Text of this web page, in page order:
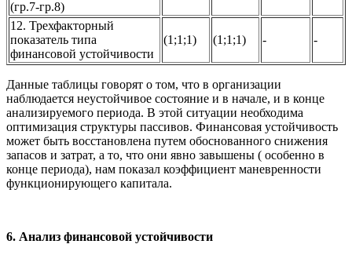
(гр.7-гр.8)
12. Трехфакторный
показатель типа
финансовой устойчивости
(1;1;1) (1;1;1) - -
Данные таблицы говорят о том, что в организации
наблюдается неустойчивое состояние и в начале, и в конце
анализируемого периода. В этой ситуации необходима
оптимизация структуры пассивов. Финансовая устойчивость
может быть восстановлена путем обоснованного снижения
запасов и затрат, а то, что они явно завышены ( особенно в
конце периода), нам показал коэффициент маневренности
функционирующего капитала.
6. Анализ финансовой устойчивости